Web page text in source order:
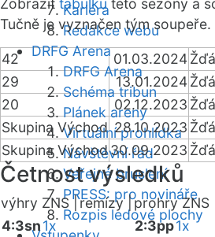
Kariéra
Redakce webu
DRFG Arena
DRFG Arena
Schéma tribun
Plánek areny
Virtuální prohlídka
Návštěvní řád
Veřejné bruslení
PRESS: pro novináře
Rozpis ledové plochy
Zobrazit tabulku této sezóny a
Tučně je vyznačen tým soupeře.
42 01.03.2024
29
13.01.2024
20
02.12.2023
Skupina Východ 28.10.2023
Skupina Východ30.09.2023
Četnost výsledků
výhry ZNS |remízy |prohry ZNS
4:3sn1x
2:3pp1x